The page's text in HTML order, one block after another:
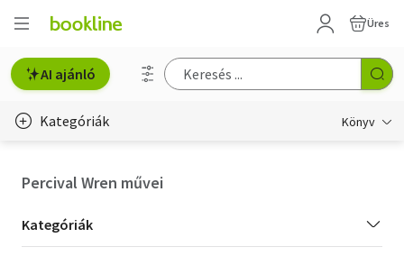
Üres
AI ajánló
Kategóriák Könyv
Percival Wren művei
Kategória
szűrés
Kategóriák